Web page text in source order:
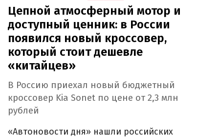
Цепной атмосферный мотор и
доступный ценник: в России
появился новый кроссовер,
который стоит дешевле
«китайцев»
В Россию приехал новый бюджетный
кроссовер Kia Sonet по цене от 2,3 млн
рублей
«Автоновости дня» нашли российских